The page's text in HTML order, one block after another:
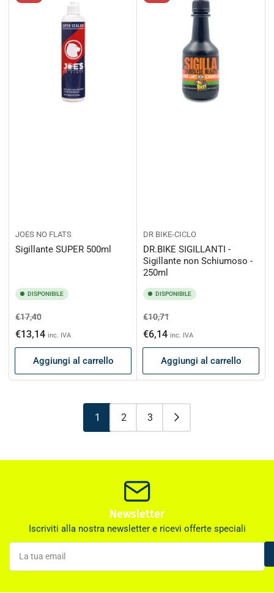
JOES NO FLATS
Sigillante SUPER 500ml
DISPONIBILE
Prezzo
di
listino
€17,40Prezzo
scontato
€13,14 inc. IVA
Aggiungi al carrello
DR BIKE-CICLO
DR.BIKE SIGILLANTI -
Sigillante non Schiumoso -
250ml
DISPONIBILE
Prezzo
di
listino
€10,71Prezzo
scontato
€6,14 inc. IVA
Aggiungi al carrello
1 2 3
Newsletter
Iscriviti alla nostra newsletter e ricevi offerte speciali
La
tua
email